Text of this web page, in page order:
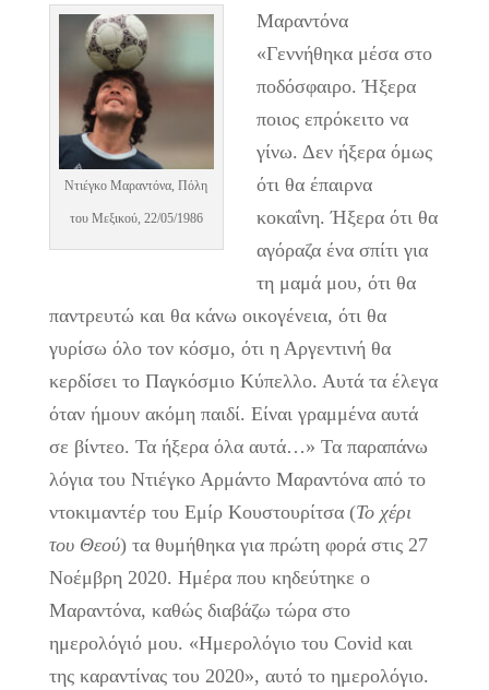
Μαραντόνα
Ντιέγκο Μαραντόνα, Πόλη
του Μεξικού, 22/05/1986
«Γεννήθηκα μέσα στο
ποδόσφαιρο. Ήξερα
ποιος επρόκειτο να
γίνω. Δεν ήξερα όμως
ότι θα έπαιρνα
κοκαΐνη. Ήξερα ότι θα
αγόραζα ένα σπίτι για
τη μαμά μου, ότι θα
παντρευτώ και θα κάνω οικογένεια, ότι θα
γυρίσω όλο τον κόσμο, ότι η Αργεντινή θα
κερδίσει το Παγκόσμιο Κύπελλο. Αυτά τα έλεγα
όταν ήμουν ακόμη παιδί. Είναι γραμμένα αυτά
σε βίντεο. Τα ήξερα όλα αυτά…» Τα παραπάνω
λόγια του Ντιέγκο Αρμάντο Μαραντόνα από το
ντοκιμαντέρ του Εμίρ Κουστουρίτσα (Το χέρι
του Θεού) τα θυμήθηκα για πρώτη φορά στις 27
Νοέμβρη 2020. Ημέρα που κηδεύτηκε ο
Μαραντόνα, καθώς διαβάζω τώρα στο
ημερολόγιό μου. «Ημερολόγιο του Covid και
της καραντίνας του 2020», αυτό το ημερολόγιο.